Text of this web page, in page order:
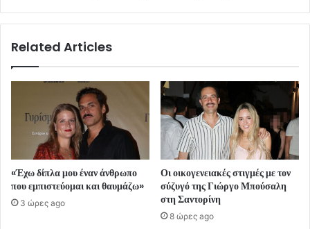
Related Articles
«Έχω δίπλα μου έναν άνθρωπο
που εμπιστεύομαι και θαυμάζω»
3 ώρες ago
Οι οικογενειακές στιγμές με τον
σύζυγό της Γιώργο Μπούσαλη
στη Σαντορίνη
8 ώρες ago